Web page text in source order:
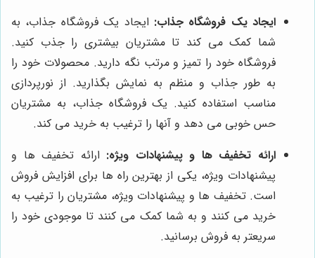
ایجاد یک فروشگاه جذاب: ایجاد یک فروشگاه جذاب، به
شما کمک می کند تا مشتریان بیشتری را جذب کنید.
فروشگاه خود را تمیز و مرتب نگه دارید. محصولات خود را
به طور جذاب و منظم به نمایش بگذارید. از نورپردازی
مناسب استفاده کنید. یک فروشگاه جذاب، به مشتریان
حس خوبی می دهد و آنها را ترغیب به خرید می کند.
ارائه تخفیف ها و پیشنهادات ویژه: ارائه تخفیف ها و
پیشنهادات ویژه، یکی از بهترین راه ها برای افزایش فروش
است. تخفیف ها و پیشنهادات ویژه، مشتریان را ترغیب به
خرید می کنند و به شما کمک می کنند تا موجودی خود را
سریعتر به فروش برسانید.